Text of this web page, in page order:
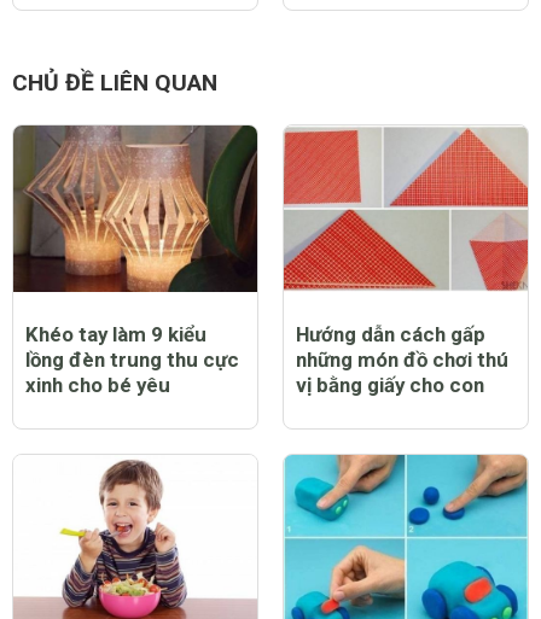
CHỦ ĐỀ LIÊN QUAN
Khéo tay làm 9 kiểu
lồng đèn trung thu cực
xinh cho bé yêu
Hướng dẫn cách gấp
những món đồ chơi thú
vị bằng giấy cho con